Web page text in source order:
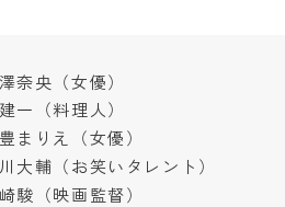
奈央（女優）
一（料理人）
まりえ（女優）
大輔（お笑いタレント）
駿（映画監督）